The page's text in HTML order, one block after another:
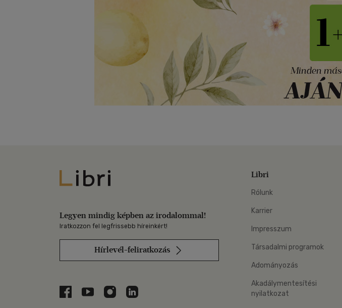
Libri
Legyen mindig képben az irodalommal!
Iratkozzon fel legfrissebb híreinkért!
Hírlevél-feliratkozás
Libri a Facebookon
Libri a Youtube-on
Libri az Instagramon
Libri a LinkedInen
Libri
Rólunk
Karrier
Impresszum
Társadalmi programok
Adományozás
Akadálymentesítési
nyilatkozat